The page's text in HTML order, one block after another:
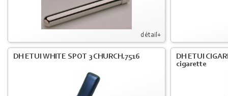
détail+
DH ETUI WHITE SPOT 3 CHURCH.7516
DH ETUI
cigarette